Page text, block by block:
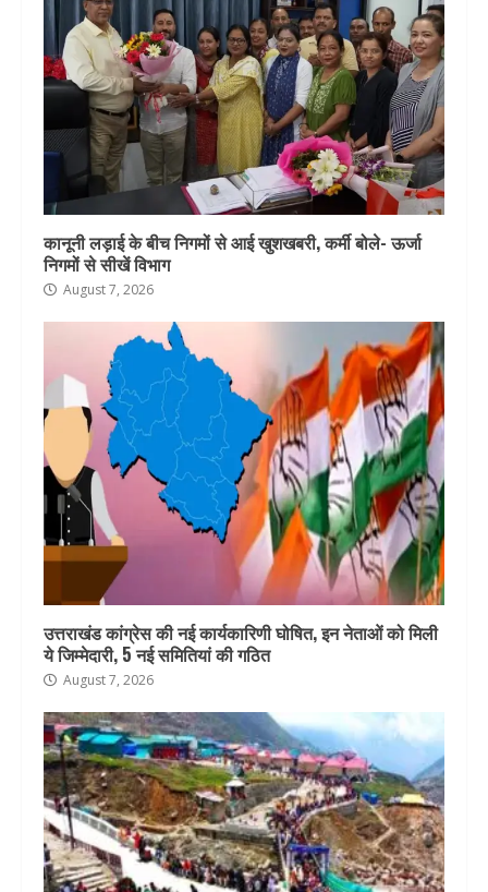
कानूनी लड़ाई के बीच निगमों से आई खुशखबरी, कर्मी बोले- ऊर्जा
निगमों से सीखें विभाग
August 7, 2026
उत्तराखंड कांग्रेस की नई कार्यकारिणी घोषित, इन नेताओं को मिली
ये जिम्मेदारी, 5 नई समितियां की गठित
August 7, 2026